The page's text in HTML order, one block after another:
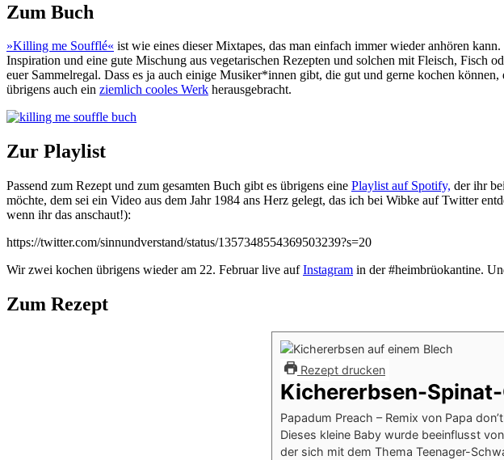
Zum Buch
»Killing me Soufflé« ist wie eines dieser Mixtapes, das man einfach immer wieder anhören
Inspiration und eine gute Mischung aus vegetarischen Rezepten und solchen mit Fleisch, Fisch
euer Sammelregal. Dass es ja auch einige Musiker*innen gibt, die gut und gerne kochen
übrigens auch ein ziemlich cooles Werk herausgebracht.
Zur Playlist
Passend zum Rezept und zum gesamten Buch gibt es übrigens eine Playlist auf Spotify, der ihr
möchte, dem sei ein Video aus dem Jahr 1984 ans Herz gelegt, das ich bei Wibke auf Twitter
wenn ihr das anschaut!):
https://twitter.com/sinnundverstand/status/1357348554369503239?s=20
Wir zwei kochen übrigens wieder am 22. Februar live aufInstagram in der #heimbrüokantine.
Zum Rezept
Rezept drucken
Kichererbsen-
Papadum Preach – Remix von Papa
Dieses kleine Baby wurde beeinflusst
der sich mit dem Thema Teenager-